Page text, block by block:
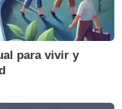
para vivir y